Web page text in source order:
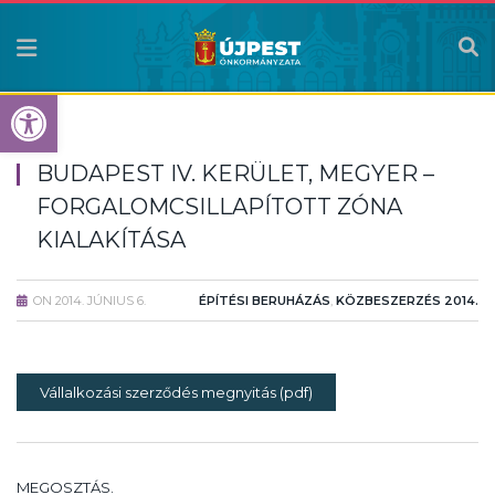
Eszköztár megnyitása
BUDAPEST IV. KERÜLET, MEGYER –
FORGALOMCSILLAPÍTOTT ZÓNA
KIALAKÍTÁSA
ON 2014. JÚNIUS 6. ÉPÍTÉSI BERUHÁZÁS, KÖZBESZERZÉS 2014.
Vállalkozási szerződés megnyitás (pdf)
MEGOSZTÁS.